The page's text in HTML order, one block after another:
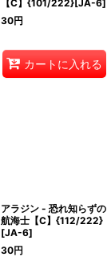
【C】{101/222}[JA-6]
30円
カートに入れる
アラジン - 恐れ知らずの
航海士【C】{112/222}
[JA-6]
30円